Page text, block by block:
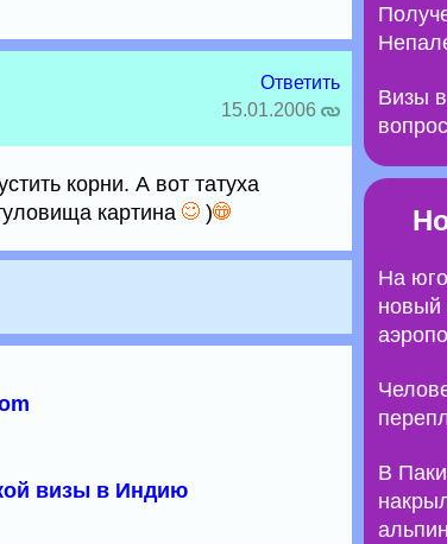
Ответить
15.01.2006
корни. А вот татуха
картина
)
визы в Индию
Визы
На
новый
В